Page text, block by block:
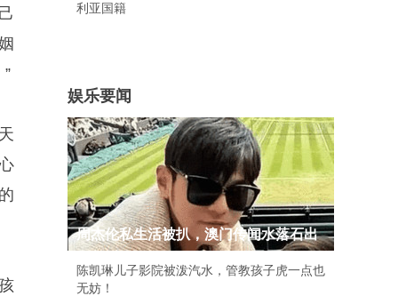
利亚国籍
娱乐要闻
周杰伦私生活被扒，澳门传闻水落石出
陈凯琳儿子影院被泼汽水，管教孩子虎一点也
无妨！